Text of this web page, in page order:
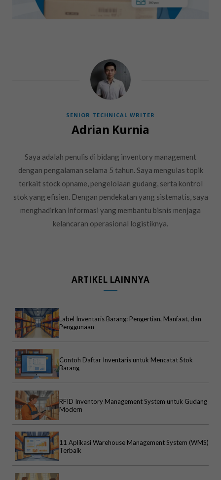
SENIOR TECHNICAL WRITER
Adrian Kurnia
Saya adalah penulis di bidang inventory management
dengan pengalaman selama 5 tahun. Saya mengulas topik
terkait stock opname, pengelolaan gudang, serta kontrol
stok yang efisien. Dengan pendekatan yang sistematis, saya
menghadirkan informasi yang membantu bisnis menjaga
kelancaran operasional logistiknya.
ARTIKEL LAINNYA
Label Inventaris Barang: Pengertian, Manfaat, dan
Penggunaan
Contoh Daftar Inventaris untuk Mencatat Stok
Barang
RFID Inventory Management System untuk Gudang
Modern
11 Aplikasi Warehouse Management System (WMS)
Terbaik